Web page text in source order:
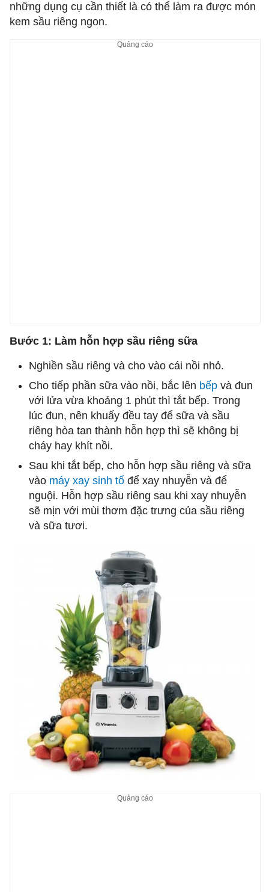
những dụng cụ cần thiết là có thể làm ra được món
kem sầu riêng ngon.
Bước 1: Làm hỗn hợp sầu riêng sữa
Nghiền sầu riêng và cho vào cái nồi nhỏ.
Cho tiếp phần sữa vào nồi, bắc lên bếp và đun
với lửa vừa khoảng 1 phút thì tắt bếp. Trong
lúc đun, nên khuấy đều tay để sữa và sầu
riêng hòa tan thành hỗn hợp thì sẽ không bị
cháy hay khít nồi.
Sau khi tắt bếp, cho hỗn hợp sầu riêng và sữa
vào máy xay sinh tố để xay nhuyễn và để
nguội. Hỗn hợp sầu riêng sau khi xay nhuyễn
sẽ mịn với mùi thơm đặc trưng của sầu riêng
và sữa tươi.